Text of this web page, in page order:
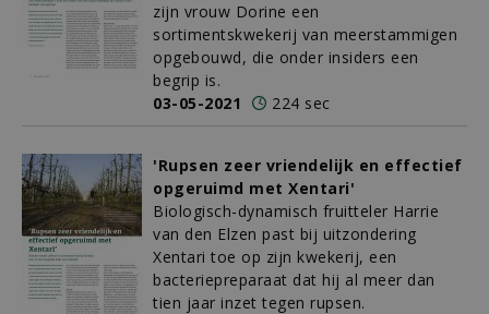
zijn vrouw Dorine een
sortimentskwekerij van meerstammigen
opgebouwd, die onder insiders een
begrip is.
03-05-2021
224 sec
'Rupsen zeer vriendelijk en effectief
opgeruimd met Xentari'
Biologisch-dynamisch fruitteler Harrie
van den Elzen past bij uitzondering
Xentari toe op zijn kwekerij, een
bacteriepreparaat dat hij al meer dan
tien jaar inzet tegen rupsen.